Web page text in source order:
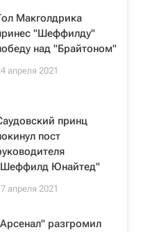
Макголдрика
"Шеффилду"
над "Брайтоном"
апреля 2021
принц
пост
Юнайтед"
апреля 2021
разгромил